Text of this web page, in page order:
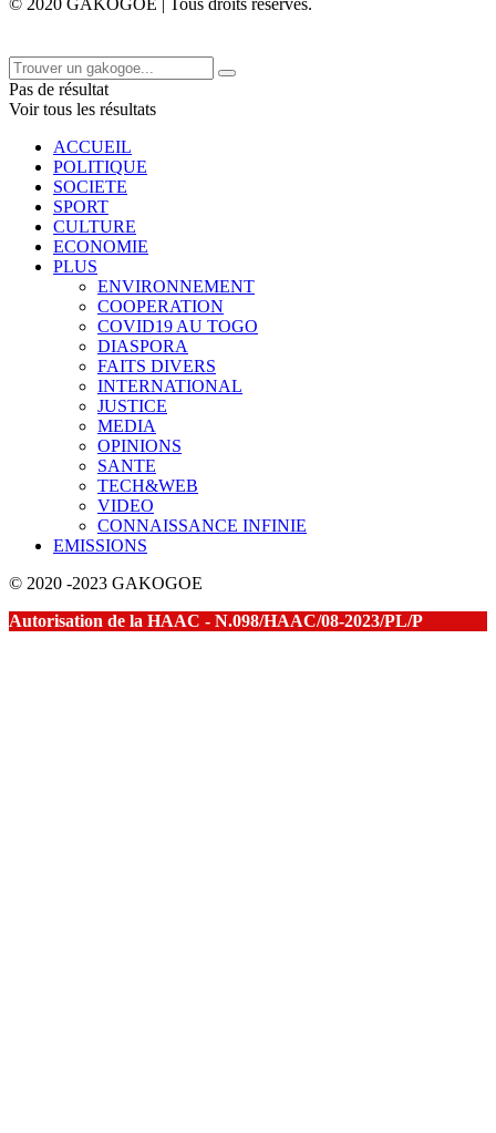
© 2020 GAKOGOE | Tous droits réservés.
Pas de résultat
Voir tous les résultats
ACCUEIL
POLITIQUE
SOCIETE
SPORT
CULTURE
ECONOMIE
PLUS
ENVIRONNEMENT
COOPERATION
COVID19 AU TOGO
DIASPORA
FAITS DIVERS
INTERNATIONAL
JUSTICE
MEDIA
OPINIONS
SANTE
TECH&WEB
VIDEO
CONNAISSANCE INFINIE
EMISSIONS
© 2020 -2023 GAKOGOE
Autorisation de la HAAC - N.098/HAAC/08-2023/PL/P